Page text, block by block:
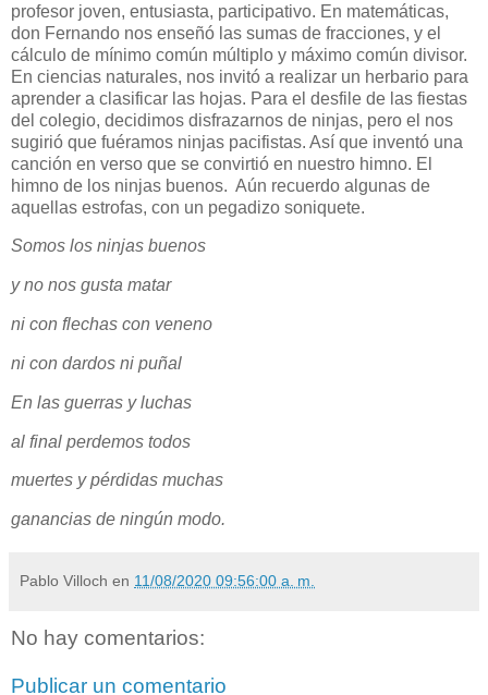
profesor joven, entusiasta, participativo. En matemáticas,
don Fernando nos enseñó las sumas de fracciones, y el
cálculo de mínimo común múltiplo y máximo común divisor.
En ciencias naturales, nos invitó a realizar un herbario para
aprender a clasificar las hojas. Para el desfile de las fiestas
del colegio, decidimos disfrazarnos de ninjas, pero el nos
sugirió que fuéramos ninjas pacifistas. Así que inventó una
canción en verso que se convirtió en nuestro himno. El
himno de los ninjas buenos. Aún recuerdo algunas de
aquellas estrofas, con un pegadizo soniquete.
Somos los ninjas buenos
y no nos gusta matar
ni con flechas con veneno
ni con dardos ni puñal
En las guerras y luchas
al final perdemos todos
muertes y pérdidas muchas
ganancias de ningún modo.
Pablo Villoch en 11/08/2020 09:56:00 a. m.
No hay comentarios:
Publicar un comentario